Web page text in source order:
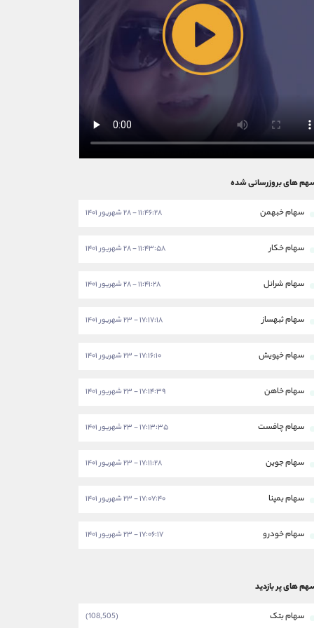
های بروزرسانی شده
سهام خبهمن ۱۱:۴۶:۲۸ - ۲۸ شهریور ۱۴۰۱
سهام خکار ۱۱:۴۳:۵۸ - ۲۸ شهریور ۱۴۰۱
سهام شرانل ۱۱:۴۱:۲۸ - ۲۸ شهریور ۱۴۰۱
سهام ثبهساز ۱۷:۱۷:۱۸ - ۲۳ شهریور ۱۴۰۱
سهام خپویش ۱۷:۱۶:۱۰ - ۲۳ شهریور ۱۴۰۱
سهام خاهن ۱۷:۱۴:۳۹ - ۲۳ شهریور ۱۴۰۱
سهام چافست ۱۷:۱۳:۳۵ - ۲۳ شهریور ۱۴۰۱
سهام جوین ۱۷:۱۱:۲۸ - ۲۳ شهریور ۱۴۰۱
سهام بمپنا ۱۷:۰۷:۴۰ - ۲۳ شهریور ۱۴۰۱
سهام خودرو ۱۷:۰۶:۱۷ - ۲۳ شهریور ۱۴۰۱
های پر بازدید
سهام بتک (108,505)